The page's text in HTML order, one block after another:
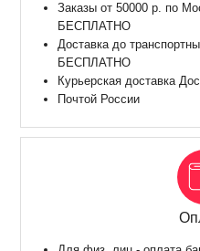
Заказы от 50000 р. по
БЕСПЛАТНО
Доставка до
БЕСПЛАТНО
Курьерская доставка
Почтой России